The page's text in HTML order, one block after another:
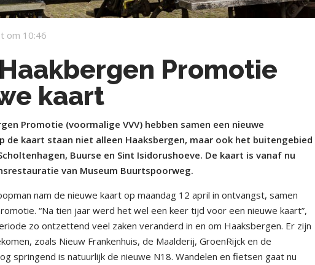
om 10:46
Promotie
kaart
Promotie (voormalige VVV) hebben samen een nieuwe
kaart staan niet alleen Haaksbergen, maar ook het buitengebied
Buurse en Sint Isidorushoeve. De kaart is vanaf nu
van Museum Buurtspoorweg.
nam de nieuwe kaart op maandag 12 april in ontvangst, samen
“Na tien jaar werd het wel een keer tijd voor een nieuwe kaart”,
zo ontzettend veel zaken veranderd in en om Haaksbergen. Er zijn
zoals Nieuw Frankenhuis, de Maalderij, GroenRijck en de
springend is natuurlijk de nieuwe N18. Wandelen en fietsen gaat nu